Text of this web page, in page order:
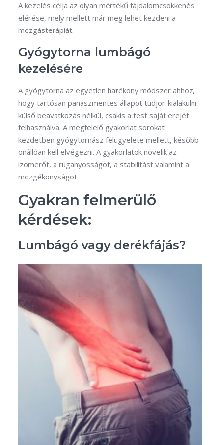
A kezelés célja az olyan mértékű fájdalomcsökkenés
elérése, mely mellett már meg lehet kezdeni a
mozgásterápiát.
Gyógytorna lumbágó
kezelésére
A gyógytorna az egyetlen hatékony módszer ahhoz,
hogy tartósan panaszmentes állapot tudjon kialakulni
külső beavatkozás nélkül, csakis a test saját erejét
felhasználva. A megfelelő gyakorlat sorokat
kezdetben gyógytornász felügyelete mellett, később
önállóan kell elvégezni. A gyakorlatok növelik az
izomerőt, a ruganyosságot, a stabilitást valamint a
mozgékonyságot
Gyakran felmerülő
kérdések:
Lumbágó vagy derékfájás?